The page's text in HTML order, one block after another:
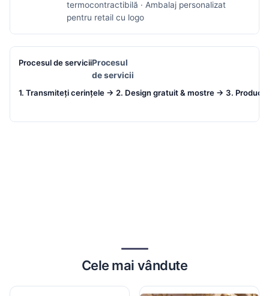
termocontractibilă · Ambalaj personalizat
pentru retail cu logo
Procesul
de servicii
Cele mai vândute